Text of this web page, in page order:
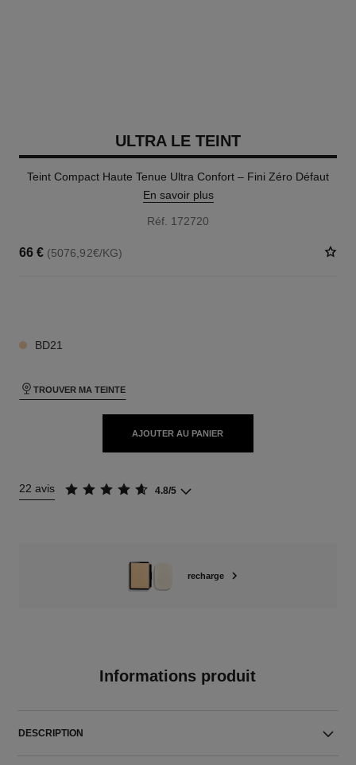
ULTRA LE TEINT
Teint Compact Haute Tenue Ultra Confort – Fini Zéro Défaut
En savoir plus
Réf. 172720
66 € (5076,92€/KG)
BD21
TROUVER MA TEINTE
AJOUTER AU PANIER
22 avis 4.8/5
recharge
Informations produit
DESCRIPTION